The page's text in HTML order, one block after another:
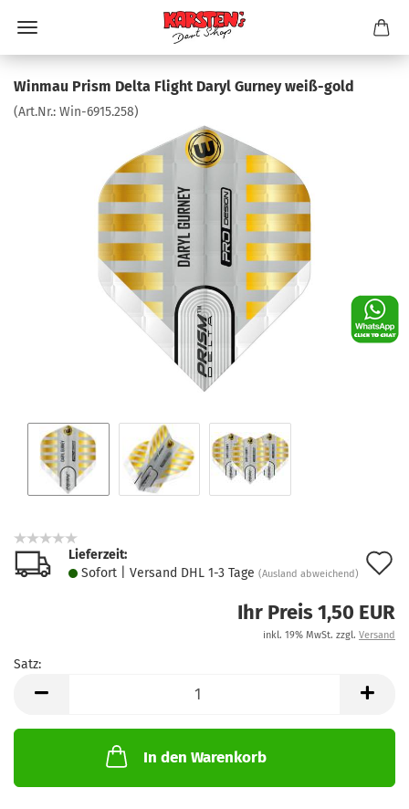
Winmau Prism Delta Flight Daryl Gurney weiß-gold
(Art.Nr.: Win-6915.258)
Lieferzeit:
Sofort | Versand DHL 1-3 Tage (Ausland abweichend)
Ihr Preis 1,50 EUR
inkl. 19% MwSt. zzgl. Versand
Satz:
In den Warenkorb